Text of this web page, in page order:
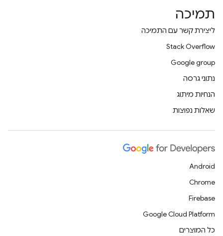
תמיכה
ליצירת קשר עם התמיכה
Stack Overflow
Google group
נתוני גרסה
הנחיות מיתוג
שאלות נפוצות
Android
Chrome
Firebase
Google Cloud Platform
כל המוצרים